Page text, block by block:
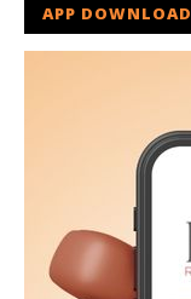
APP DOWNLOAD